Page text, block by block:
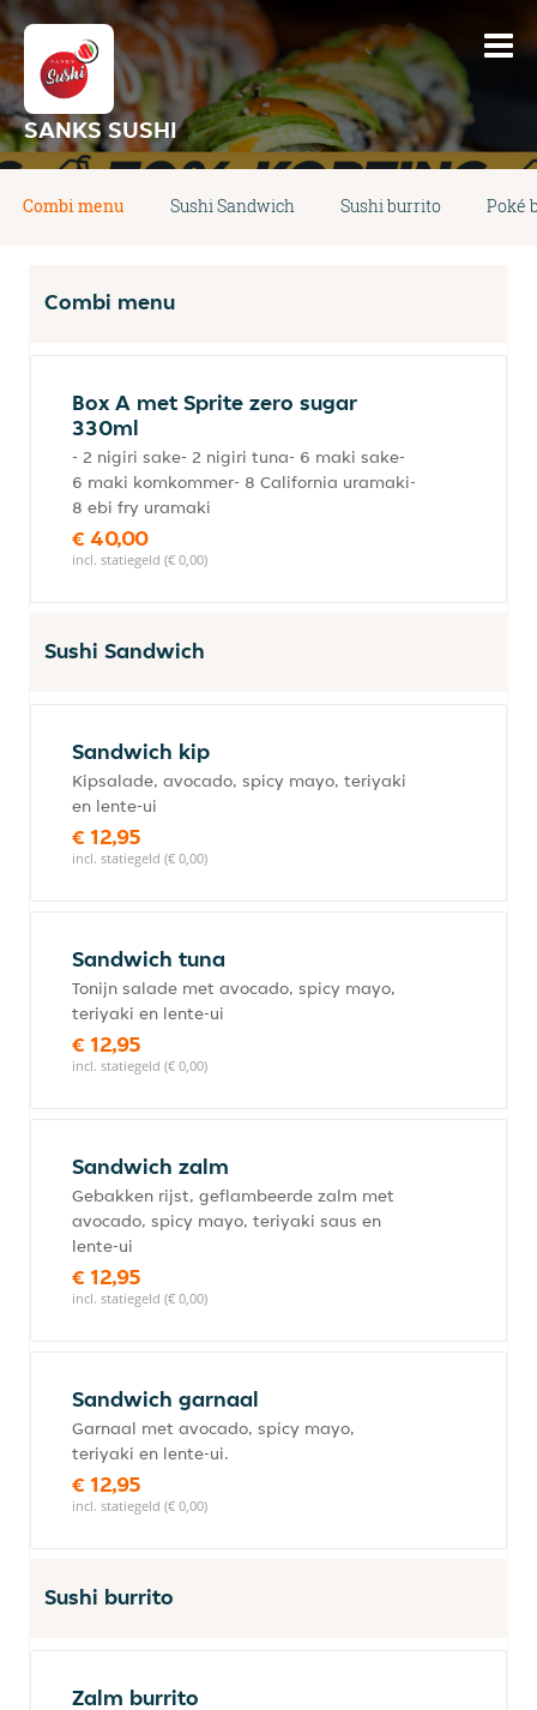
SANKS SUSHI
Combi menu Sushi Sandwich Sushi burrito Poké
Combi menu
Box A met Sprite zero sugar
330ml
- 2 nigiri sake- 2 nigiri tuna- 6 maki sake-
6 maki komkommer- 8 California uramaki-
8 ebi fry uramaki
€ 40,00
incl. statiegeld (€ 0,00)
Sushi Sandwich
Sandwich kip
Kipsalade, avocado, spicy mayo, teriyaki
en lente-ui
€ 12,95
incl. statiegeld (€ 0,00)
Sandwich tuna
Tonijn salade met avocado, spicy mayo,
teriyaki en lente-ui
€ 12,95
incl. statiegeld (€ 0,00)
Sandwich zalm
Gebakken rijst, geflambeerde zalm met
avocado, spicy mayo, teriyaki saus en
lente-ui
€ 12,95
incl. statiegeld (€ 0,00)
Sandwich garnaal
Garnaal met avocado, spicy mayo,
teriyaki en lente-ui.
€ 12,95
incl. statiegeld (€ 0,00)
Sushi burrito
Zalm burrito